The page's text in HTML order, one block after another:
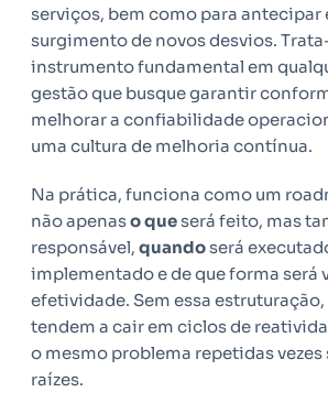
serviços, bem como para antecipar
surgimento de novos desvios.
instrumento fundamental em
gestão que busque garantir
melhorar a confiabilidade
uma cultura de melhoria contínua.
Na prática, funciona como um
não apenaso queserá feito, mas
responsável, quandoserá
implementado e de que forma será
efetividade. Sem essa
tendem a cair em ciclos de
o mesmo problema repetidas vezes
raízes.